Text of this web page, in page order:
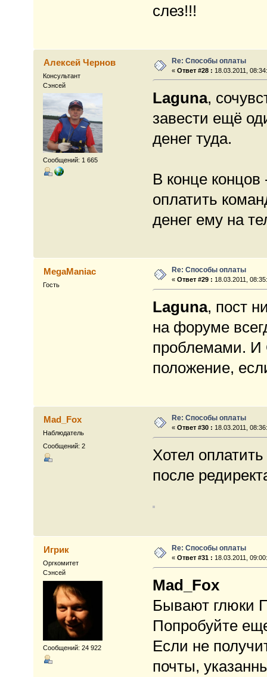
слез!!!
Алексей Чернов
Консультант
Сэнсей
Сообщений: 1 665
Re: Способы оплаты
«Ответ #28 : 18.03.2011,
Laguna,
завести ещё
денег туда.
В конце
оплатить
денег ему на
MegaManiac
Гость
Re: Способы оплаты
«Ответ #29 : 18.03.2011,
Laguna, пост
на форуме
проблемами. И
положение,
Mad_Fox
Наблюдатель
Сообщений: 2
Re: Способы оплаты
«Ответ #30 : 18.03.2011,
Хотел
после
Игрик
Оргкомитет
Сэнсей
Сообщений: 24 922
Re: Способы оплаты
«Ответ #31 : 18.03.2011,
Mad_Fox
Бывают глюки
Попробуйте
Если не
почты,